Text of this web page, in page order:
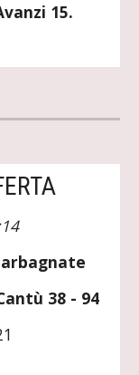
15.
38 - 94